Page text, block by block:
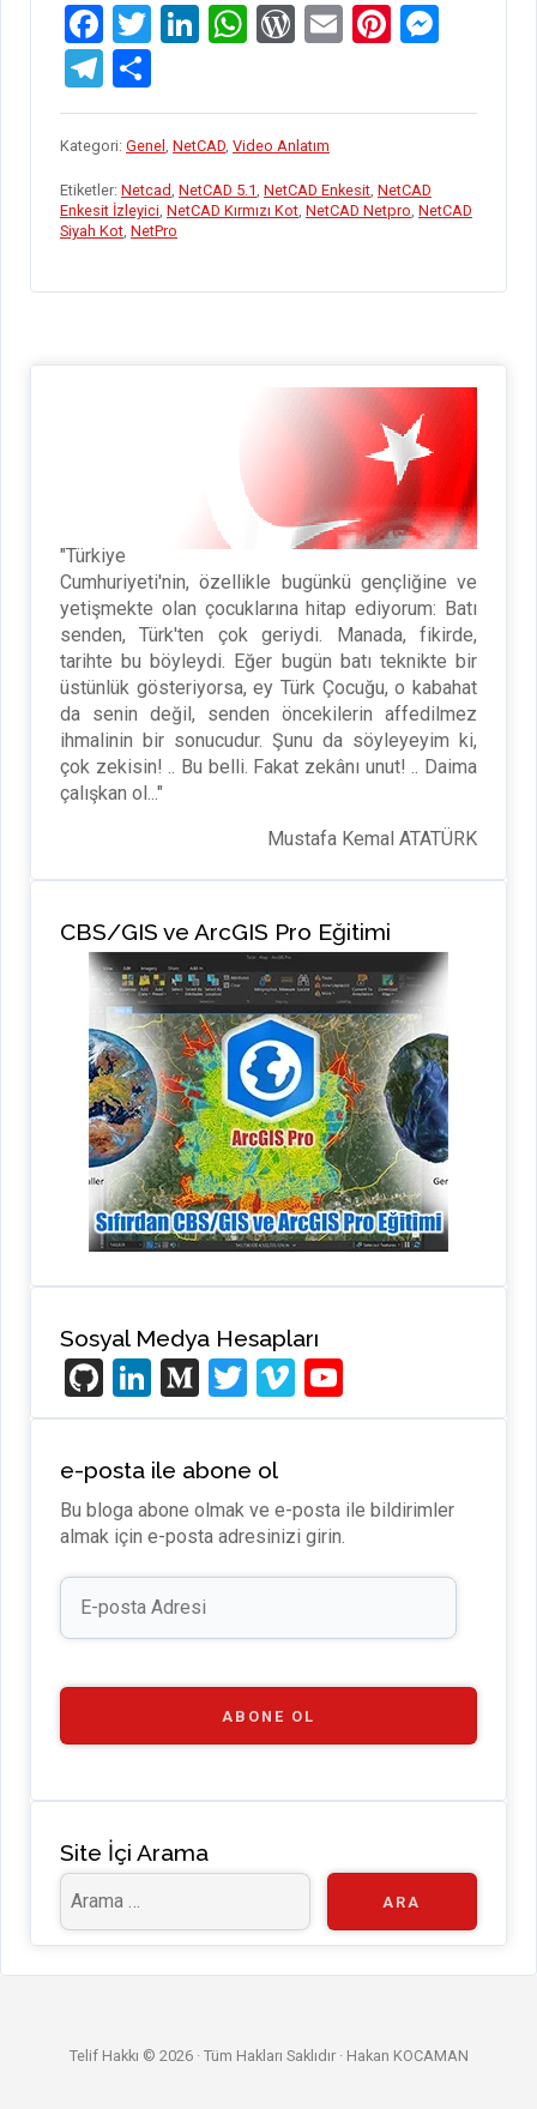
F
a
ce
b
o
o
k
T
tt
er
Li
ke
dI
n
W
at
s
A
p
W
d
Pr
es
s
E
ail
Pi
er
t
se
er
T
el
e
gr
a
h
ar
e
Kategori: Genel , NetCAD, Video Anlatım
Etiketler: Netcad, NetCAD 5.1, NetCAD Enkesit, NetCAD
Enkesit İzleyici, NetCAD Kırmızı Kot, NetCAD Netpro, NetCAD
Siyah Kot, NetPro
"Türkiye
Cumhuriyeti'nin, özellikle bugünkü gençliğine ve
yetişmekte olan çocuklarına hitap ediyorum: Batı
senden, Türk'ten çok geriydi. Manada, fikirde,
tarihte bu böyleydi. Eğer bugün batı teknikte bir
üstünlük gösteriyorsa, ey Türk Çocuğu, o kabahat
da senin değil, senden öncekilerin affedilmez
ihmalinin bir sonucudur. Şunu da söyleyeyim ki,
çok zekisin! .. Bu belli. Fakat zekânı unut! .. Daima
çalışkan ol..."
Mustafa Kemal ATATÜRK
CBS/GIS ve ArcGIS Pro Eğitimi
Sosyal Medya Hesapları
Gi
t
H
u
b
Li
n
ke
dI
n
M
e
di
u
m
T
wi
tt
er
Vi
m o
T
u
b
C
h
n
n
e-posta ile abone ol
Bu bloga abone olmak ve e-posta ile bildirimler
almak için e-posta adresinizi girin.
E-
posta
ABONE OL
Site İçi Arama
Telif Hakkı © 2026 · Tüm Hakları Saklıdır · Hakan KOCAMAN